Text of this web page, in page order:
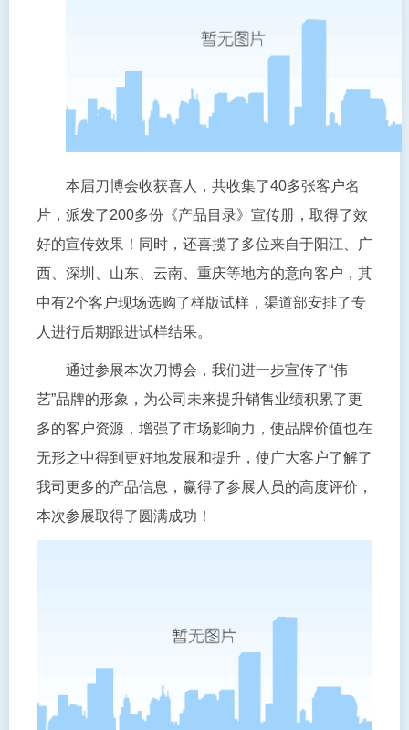
本届刀博会收获喜人，共收集了40多张客户名
片，派发了200多份《产品目录》宣传册，取得了效
好的宣传效果！同时，还喜揽了多位来自于阳江、广
西、深圳、山东、云南、重庆等地方的意向客户，其
中有2个客户现场选购了样版试样，渠道部安排了专
人进行后期跟进试样结果。
通过参展本次刀博会，我们进一步宣传了“伟
艺”品牌的形象，为公司未来提升销售业绩积累了更
多的客户资源，增强了市场影响力，使品牌价值也在
无形之中得到更好地发展和提升，使广大客户了解了
我司更多的产品信息，赢得了参展人员的高度评价，
本次参展取得了圆满成功！